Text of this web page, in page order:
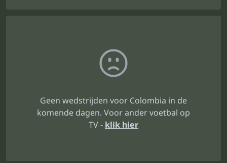
Geen wedstrijden voor Colombia in de
komende dagen. Voor ander voetbal op
TV - klik hier